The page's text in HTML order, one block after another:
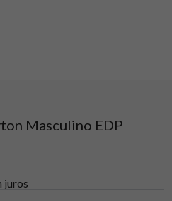
Masculino EDP
juros